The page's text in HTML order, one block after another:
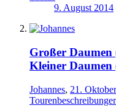
9. August 2014
Großer
Kleiner Daumen
Johannes, 21.